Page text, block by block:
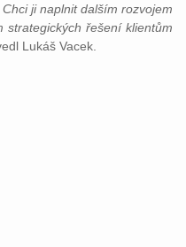
ji naplnit dalším rozvojem
řešení klientům
Lukáš Vacek.